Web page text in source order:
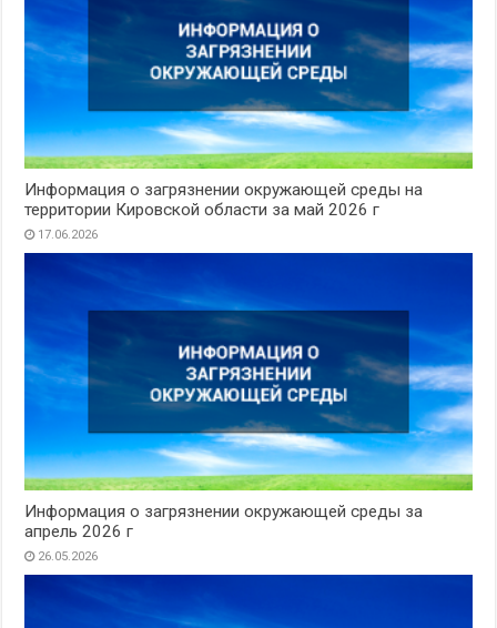
Информация о загрязнении окружающей среды на
территории Кировской области за май 2026 г
17.06.2026
Информация о загрязнении окружающей среды за
апрель 2026 г
26.05.2026